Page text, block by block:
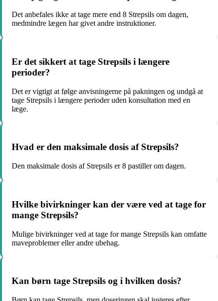
Det anbefales ikke at tage mere end 8 Strepsils om dagen,
medmindre lægen har givet andre instruktioner.
Er det sikkert at tage Strepsils i længere
perioder?
Det er vigtigt at følge anvisningerne på pakningen og undgå at
tage Strepsils i længere perioder uden konsultation med en
læge.
Hvad er den maksimale dosis af Strepsils?
Den maksimale dosis af Strepsils er 8 pastiller om dagen.
Hvilke bivirkninger kan der være ved at tage for
mange Strepsils?
Mulige bivirkninger ved at tage for mange Strepsils kan omfatte
maveproblemer eller andre ubehag.
Kan børn tage Strepsils og i hvilken dosis?